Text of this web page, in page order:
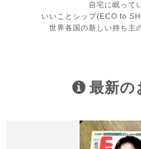
自宅に眠って
いいことシップ(ECO to
世界各国の新しい持ち主
最新の